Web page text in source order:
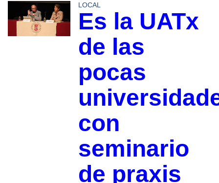
LOCAL
Es la UATx
de las
pocas
con
seminario
de praxis